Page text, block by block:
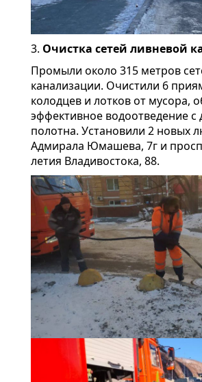
3. Очистка сетей ливневой
Промыли около 315 метров
канализации. Очистили 6
колодцев и лотков от мусора,
эффективное водоотведение с
полотна. Установили 2 новых
Адмирала Юмашева, 7г и
летия Владивостока, 88.